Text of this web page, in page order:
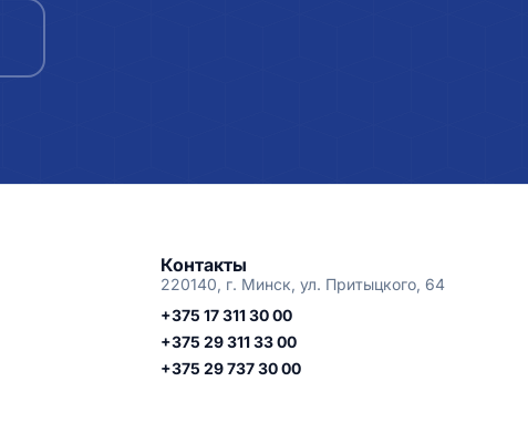
Контакты
220140, г. Минск, ул. Притыцкого, 64
+375 17 311 30 00
+375 29 311 33 00
+375 29 737 30 00